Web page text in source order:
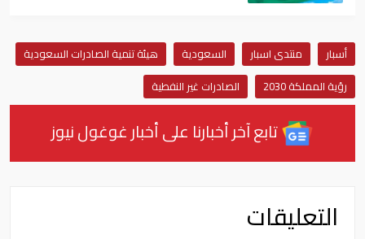
أسبار منتدى اسبار السعودية
هيئة تنمية الصادرات السعودية
رؤية المملكة 2030
الصادرات غير النفطية
تابع آخر أخبارنا على أخبار غوغول نيوز
التعليقات